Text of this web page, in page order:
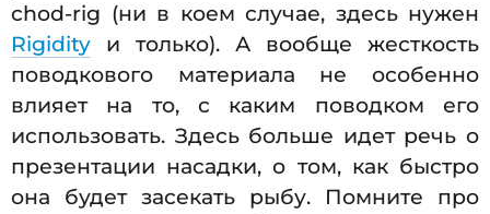
chod-rig (ни в коем случае, здесь нужен
Rigidity и только). А вообще жесткость
поводкового материала не особенно
влияет на то, с каким поводком его
использовать. Здесь больше идет речь о
презентации насадки, о том, как быстро
она будет засекать рыбу. Помните про